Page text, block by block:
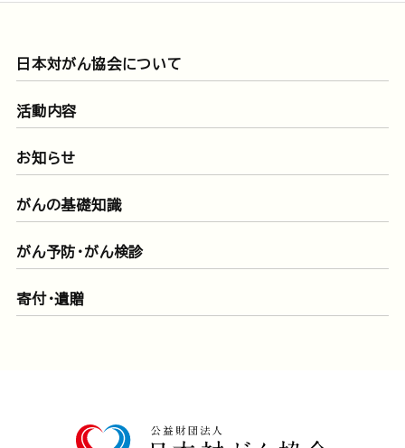
日本対がん協会について
活動内容
お知らせ
がんの基礎知識
がん予防・がん検診
寄付・遺贈